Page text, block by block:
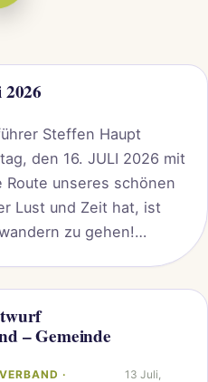
Steffen Haupt
den 16. JULI 2026 mit
Route unseres schönen
Lust und Zeit hat, ist
zu gehen!
– Gemeinde
·
13 Juli,